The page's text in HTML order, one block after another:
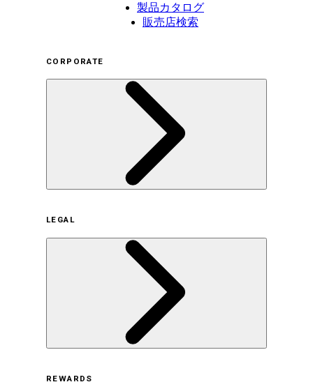
製品カタログ
販売店検索
CORPORATE
サステナビリティの取り組み（日本）
サステナビリティの取り組み（米国/英語）
ヒストリー
採用情報
LEGAL
REWARDS